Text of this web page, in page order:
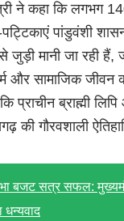
ने कहा कि लगभग
पट्टिकाएं पांडुवंशी
से जुड़ी मानी जा रही
और सामाजिक जीवन
प्राचीन ब्राह्मी
की गौरवशाली
बजट सत्र सफल:
धन्यवाद